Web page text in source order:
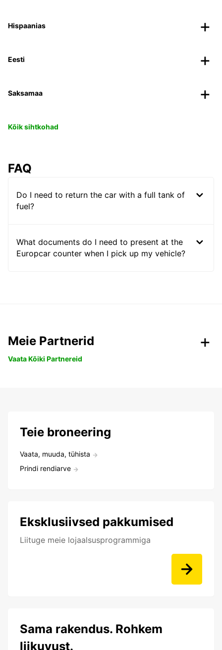
Hispaanias
Eesti
Saksamaa
Kõik sihtkohad
FAQ
Do I need to return the car with a full tank of
fuel?
What documents do I need to present at the
Europcar counter when I pick up my vehicle?
Meie Partnerid
Vaata Kõiki Partnereid
Teie broneering
Vaata, muuda, tühista
Prindi rendiarve
Eksklusiivsed pakkumised
Liituge meie lojaalsusprogrammiga
Sama rakendus. Rohkem
liikuvust.